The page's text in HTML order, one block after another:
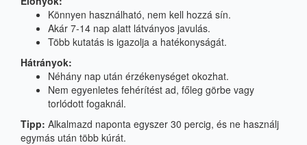
Könnyen használható, nem kell hozzá sín.
Akár 7-14 nap alatt látványos javulás.
Több kutatás is igazolja a hatékonyságát.
Hátrányok:
Néhány nap után érzékenységet okozhat.
Nem egyenletes fehérítést ad, főleg görbe vagy
torlódott fogaknál.
Tipp: Alkalmazd naponta egyszer 30 percig, és ne használj
egymás után több kúrát.